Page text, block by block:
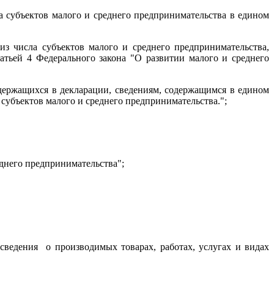
малого и среднего предпринимательства в едином
числа субъектов малого и среднего предпринимательства,
4 Федерального закона "О развитии малого и среднего
в декларации, сведениям, содержащимся в едином
малого и среднего предпринимательства.";
предпринимательства";
о производимых товарах, работах, услугах и видах